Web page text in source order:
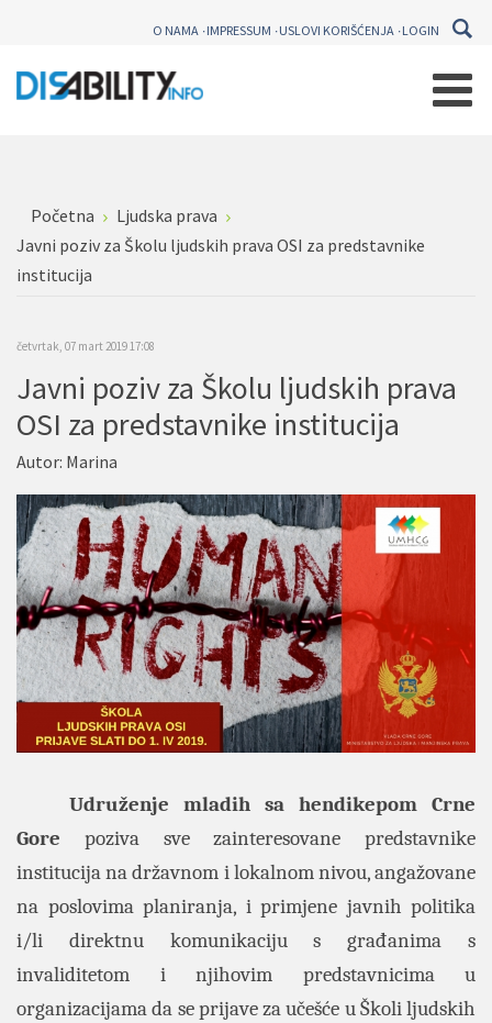
O NAMA IMPRESSUM USLOVI KORIŠĆENJA LOGIN
Početna
Ljudska prava
Javni poziv za Školu ljudskih prava OSI za predstavnike
institucija
četvrtak, 07 mart 2019 17:08
Javni poziv za Školu ljudskih prava
OSI za predstavnike institucija
Autor: Marina
Udruženje mladih sa hendikepom Crne
Gore poziva sve zainteresovane predstavnike
institucija na državnom i lokalnom nivou, angažovane
na poslovima planiranja, i primjene javnih politika
i/li direktnu komunikaciju s građanima s
invaliditetom i njihovim predstavnicima u
organizacijama da se prijave za učešće u Školi ljudskih